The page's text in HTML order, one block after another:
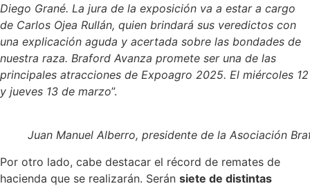
Diego Grané. La jura de la exposición va a estar a cargo
de Carlos Ojea Rullán, quien brindará sus veredictos con
una explicación aguda y acertada sobre las bondades de
nuestra raza. Braford Avanza promete ser una de las
principales atracciones de Expoagro 2025. El miércoles 12
y jueves 13 de marzo”.
Juan Manuel Alberro, presidente de la Asociación
Por otro lado, cabe destacar el récord de remates de
hacienda que se realizarán. Serán siete de distintas